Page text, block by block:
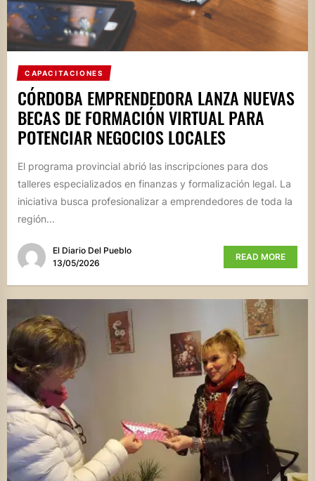
CAPACITACIONES
CÓRDOBA EMPRENDEDORA LANZA NUEVAS
BECAS DE FORMACIÓN VIRTUAL PARA
POTENCIAR NEGOCIOS LOCALES
El programa provincial abrió las inscripciones para dos
talleres especializados en finanzas y formalización legal. La
iniciativa busca profesionalizar a emprendedores de toda la
región...
El Diario Del Pueblo
13/05/2026
READ MORE